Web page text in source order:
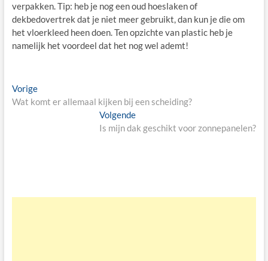
verpakken. Tip: heb je nog een oud hoeslaken of
dekbedovertrek dat je niet meer gebruikt, dan kun je die om
het vloerkleed heen doen. Ten opzichte van plastic heb je
namelijk het voordeel dat het nog wel ademt!
Bericht
navigatie
VorigeVorige
bericht:
Wat komt er allemaal kijken bij een scheiding?
VolgendeVolgende
bericht:
Is mijn dak geschikt voor zonnepanelen?